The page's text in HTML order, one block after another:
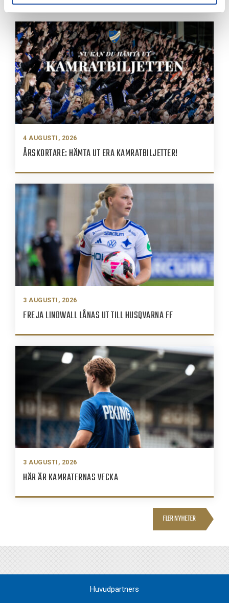
4 AUGUSTI, 2026
ÅRSKORTARE: HÄMTA UT ERA KAMRATBILJETTER!
3 AUGUSTI, 2026
FREJA LINDWALL LÅNAS UT TILL HUSQVARNA FF
3 AUGUSTI, 2026
HÄR ÄR KAMRATERNAS VECKA
FLER NYHETER
Huvudpartners